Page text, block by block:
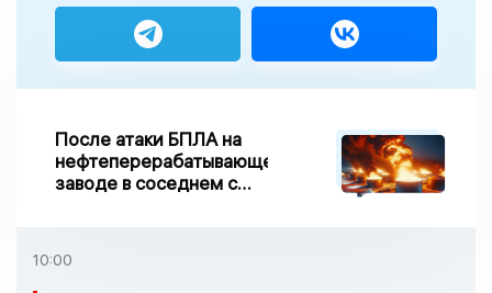
После атаки БПЛА на
нефтеперерабатывающем
заводе в соседнем с
10:00